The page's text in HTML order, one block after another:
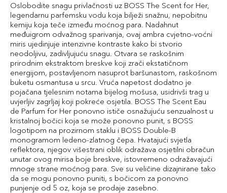
Oslobodite snagu privlačnosti uz BOSS The Scent for Her,
legendarnu parfemsku vodu koja bilježi snažnu, nepobitnu
kemiju koja teče između moćnog para. Nadahnut
međuigrom odvažnog sparivanja, ovaj ambra cvjetno-voćni
miris ujedinjuje intenzivne kontraste kako bi stvorio
neodoljivu, zadivljujuću snagu. Otvara se raskošnim
prirodnim ekstraktom breskve koji zrači ekstatičnom
energijom, postavljenom nasuprot baršunastom, raskošnom
buketu osmantusa u srcu. Vruća napetost dodatno je
pojačana tjelesnim notama bijelog mošusa, usidrivši trag u
uvjerljiv zagrljaj koji pokreće osjetila. BOSS The Scent Eau
de Parfum for Her ponovno ističe osnažujuću senzualnost u
kristalnoj bočici koja se može ponovno punit, s BOSS
logotipom na prozirnom staklu i BOSS Double-B
monogramom ledeno-zlatnog čepa. Hvatajući svjetla
reflektora, njegov višestrani oblik odražava osjetilni obračun
unutar ovog mirisa boje breskve, istovremeno odražavajući
mnoge strane moćnog para. Sve su veličine dizajnirane tako
da se mogu ponovno puniti, s bočicom za ponovno
punjenje od 5 oz, koja se prodaje zasebno.